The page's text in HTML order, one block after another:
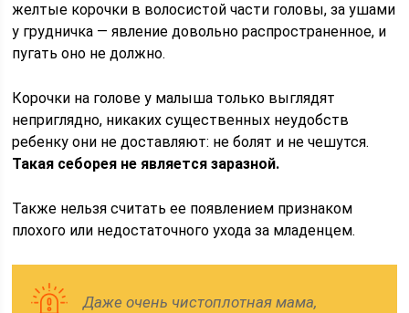
желтые корочки в волосистой части головы, за ушами
у грудничка — явление довольно распространенное, и
пугать оно не должно.
Корочки на голове у малыша только выглядят
неприглядно, никаких существенных неудобств
ребенку они не доставляют: не болят и не чешутся.
Такая себорея не является заразной.
Также нельзя считать ее появлением признаком
плохого или недостаточного ухода за младенцем.
Даже очень чистоплотная мама,